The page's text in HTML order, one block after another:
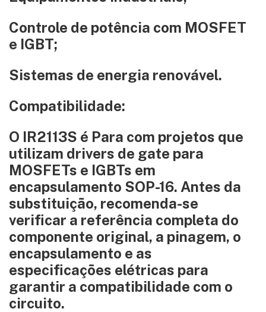
Controle de potência com MOSFET
e IGBT;
Sistemas de energia renovável.
Compatibilidade:
O IR2113S é Para com projetos que
utilizam drivers de gate para
MOSFETs e IGBTs em
encapsulamento SOP-16. Antes da
substituição, recomenda-se
verificar a referência completa do
componente original, a pinagem, o
encapsulamento e as
especificações elétricas para
garantir a compatibilidade com o
circuito.